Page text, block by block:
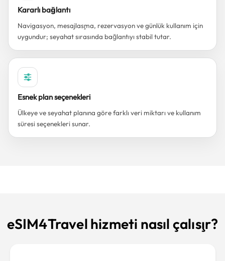
Kararlı bağlantı
Navigasyon, mesajlaşma, rezervasyon ve günlük kullanım için
uygundur; seyahat sırasında bağlantıyı stabil tutar.
Esnek plan seçenekleri
Ülkeye ve seyahat planına göre farklı veri miktarı ve kullanım
süresi seçenekleri sunar.
eSIM4Travel hizmeti nasıl çalışır?